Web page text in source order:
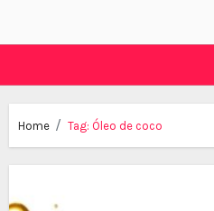
Home Tag: Óleo de coco